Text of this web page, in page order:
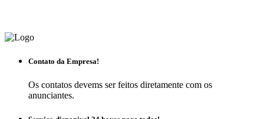
Contato da Empresa!
Os contatos devems ser feitos diretamente com os
anunciantes.